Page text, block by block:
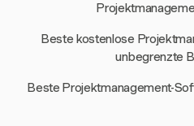
Beste kostenlose
unbegrenzte
Beste Projektmanagement-